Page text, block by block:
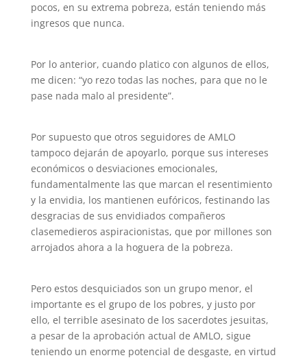
pocos, en su extrema pobreza, están teniendo más
ingresos que nunca.
Por lo anterior, cuando platico con algunos de ellos,
me dicen: “yo rezo todas las noches, para que no le
pase nada malo al presidente”.
Por supuesto que otros seguidores de AMLO
tampoco dejarán de apoyarlo, porque sus intereses
económicos o desviaciones emocionales,
fundamentalmente las que marcan el resentimiento
y la envidia, los mantienen eufóricos, festinando las
desgracias de sus envidiados compañeros
clasemedieros aspiracionistas, que por millones son
arrojados ahora a la hoguera de la pobreza.
Pero estos desquiciados son un grupo menor, el
importante es el grupo de los pobres, y justo por
ello, el terrible asesinato de los sacerdotes jesuitas,
a pesar de la aprobación actual de AMLO, sigue
teniendo un enorme potencial de desgaste, en virtud